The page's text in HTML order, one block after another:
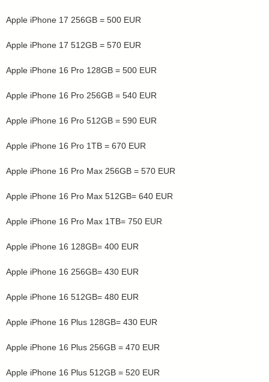
Apple iPhone 17 256GB = 500 EUR
Apple iPhone 17 512GB = 570 EUR
Apple iPhone 16 Pro 128GB = 500 EUR
Apple iPhone 16 Pro 256GB = 540 EUR
Apple iPhone 16 Pro 512GB = 590 EUR
Apple iPhone 16 Pro 1TB = 670 EUR
Apple iPhone 16 Pro Max 256GB = 570 EUR
Apple iPhone 16 Pro Max 512GB= 640 EUR
Apple iPhone 16 Pro Max 1TB= 750 EUR
Apple iPhone 16 128GB= 400 EUR
Apple iPhone 16 256GB= 430 EUR
Apple iPhone 16 512GB= 480 EUR
Apple iPhone 16 Plus 128GB= 430 EUR
Apple iPhone 16 Plus 256GB = 470 EUR
Apple iPhone 16 Plus 512GB = 520 EUR